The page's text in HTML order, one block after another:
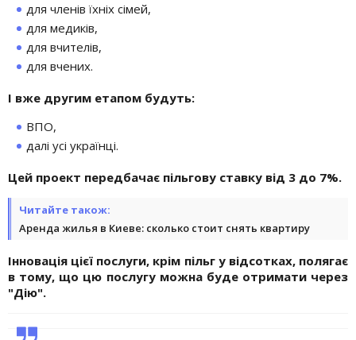
для членів їхніх сімей,
для медиків,
для вчителів,
для вчених.
І вже другим етапом будуть:
ВПО,
далі усі українці.
Цей проект передбачає пільгову ставку від 3 до 7%.
Читайте також:
Аренда жилья в Киеве: сколько стоит снять квартиру
Інновація цієї послуги, крім пільг у відсотках, полягає
в тому, що цю послугу можна буде отримати через
"Дію".